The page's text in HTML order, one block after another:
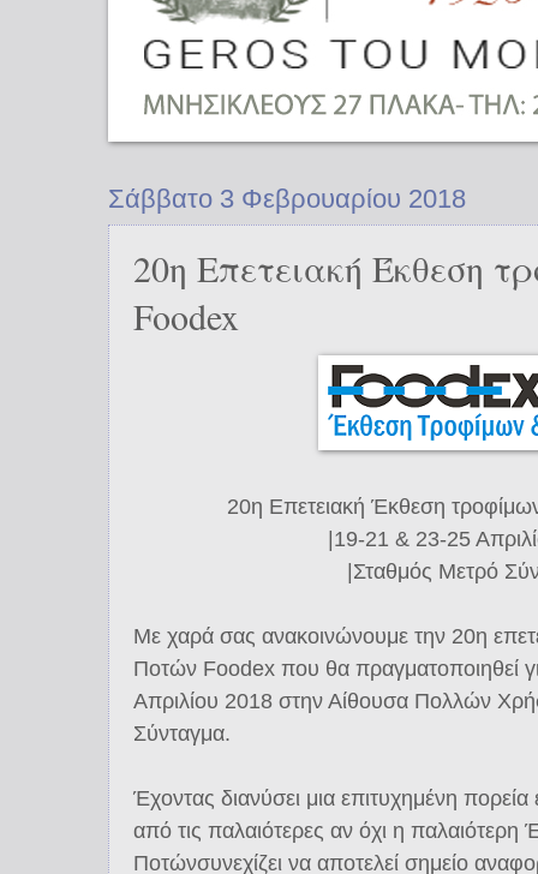
Σάββατο 3 Φεβρουαρίου 2018
20η Επετειακή Έκθεση
Foodex
20η Επετειακή Έκθεση
|19-21 & 23-25
|Σταθμός Μετρό
Με χαρά σας ανακοινώνουμε την 20η
Ποτών Foodex που θα πραγματοποιηθεί
Απριλίου 2018 στην Αίθουσα Πολλών
Σύνταγμα.
Έχοντας διανύσει μια επιτυχημένη
από τις παλαιότερες αν όχι η
Ποτώνσυνεχίζει να αποτελεί σημείο